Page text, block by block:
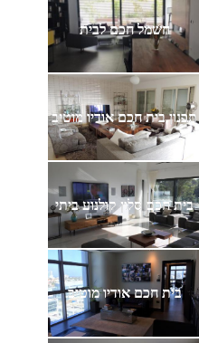
חשמל חכם לבית
תכנון בית חכם אודיו מוטיב
בית חכם סלון קולנוע ביתי
בית חכם אודיו מוטיב